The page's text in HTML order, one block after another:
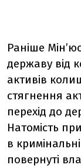
Раніше
державу від
активів
стягнення
перехід до
Натомість
в
повернуті